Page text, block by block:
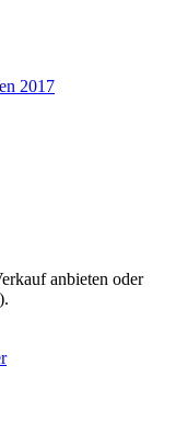
2017
anbieten oder